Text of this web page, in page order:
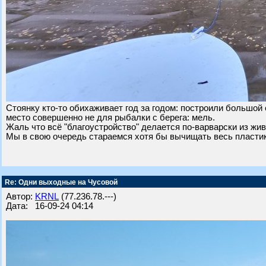
Стоянку кто-то обихаживает год за годом: построили
место совершенно не для рыбалки с берега: мель.
Жаль что всё "благоустройство" делается по-варварски из
Мы в свою очередь стараемся хотя бы вычищать весь
Re: Одни выходные на Чусовой
Автор: KRNL (77.236.78.---)
Дата: 16-09-24 04:14